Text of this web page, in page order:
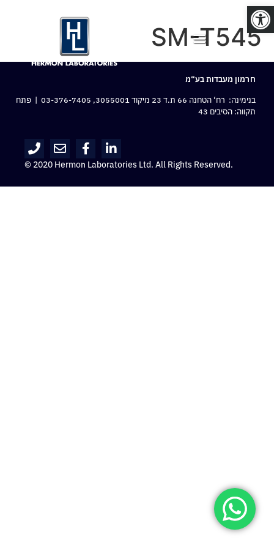
פתח סרגל נגישות
SM-T545
חרמון מעבדות בע“מ
בנימינה: רח‘ הטחנה 66 ת.ד 23 מיקוד 3055001,
03-376-7405 | פתח
תקווה: הסיבים 43
© 2020 Hermon Laboratories Ltd. All Rights Reserved.